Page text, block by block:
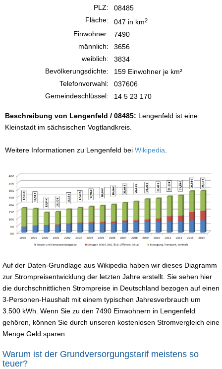
PLZ:
08485
Fläche:
047 in km2
Einwohner:
7490
männlich:
3656
weiblich:
3834
Bevölkerungsdichte:
159 Einwohner je km²
Telefonvorwahl:
037606
Gemeindeschlüssel:
14 5 23 170
Beschreibung von Lengenfeld / 08485: Lengenfeld ist eine
Kleinstadt im sächsischen Vogtlandkreis.
Weitere Informationen zu Lengenfeld bei Wikipedia
Auf der Daten-Grundlage aus Wikipedia haben wir dieses Diagramm
zur Strompreisentwicklung der letzten Jahre erstellt. Sie sehen hier
die durchschnittlichen Strompreise in Deutschland bezogen auf einen
3-Personen-Haushalt mit einem typischen Jahresverbrauch um
3.500 kWh. Wenn Sie zu den 7490 Einwohnern in Lengenfeld
gehören, können Sie durch unseren kostenlosen Stromvergleich eine
Menge Geld sparen.
Warum ist der Grundversorgungstarif meistens so
teuer?